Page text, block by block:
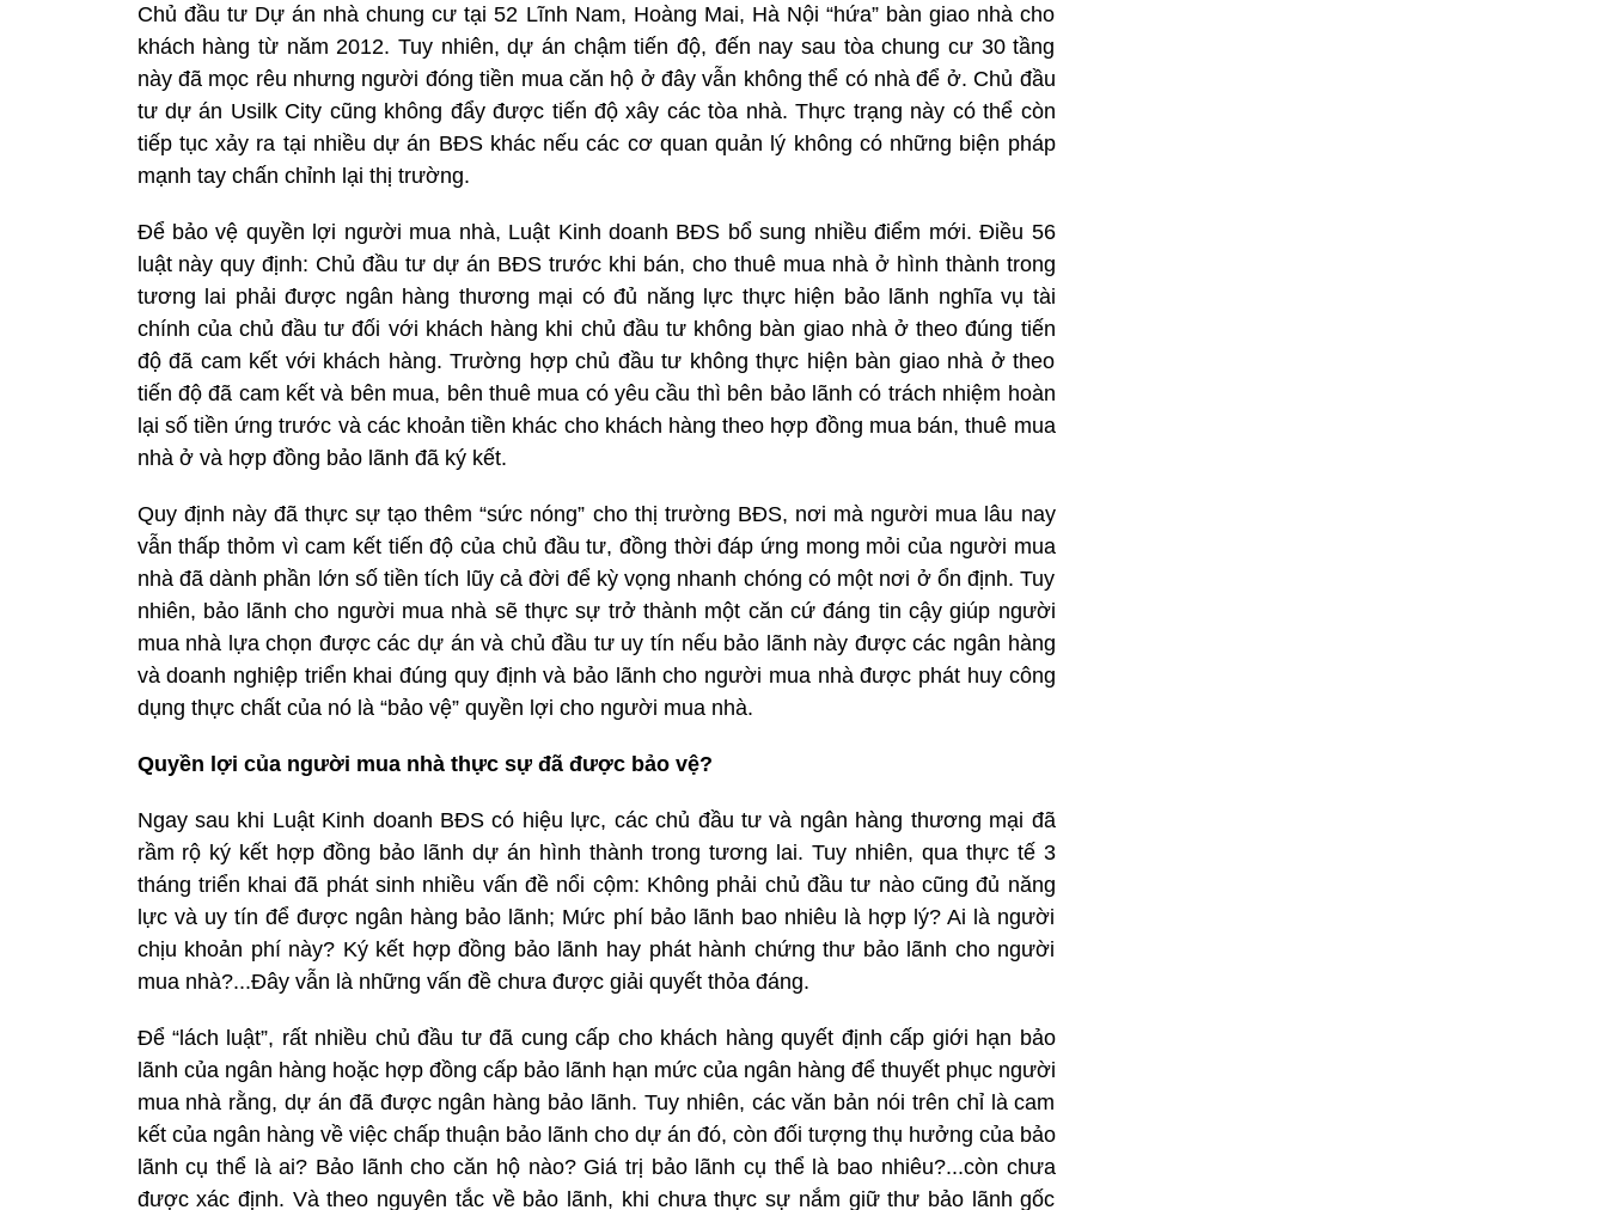
Chủ đầu tư Dự án nhà chung cư tại 52 Lĩnh Nam, Hoàng Mai, Hà Nội “hứa” bàn giao nhà cho
khách hàng từ năm 2012. Tuy nhiên, dự án chậm tiến độ, đến nay sau tòa chung cư 30 tầng
này đã mọc rêu nhưng người đóng tiền mua căn hộ ở đây vẫn không thể có nhà để ở. Chủ đầu
tư dự án Usilk City cũng không đẩy được tiến độ xây các tòa nhà. Thực trạng này có thể còn
tiếp tục xảy ra tại nhiều dự án BĐS khác nếu các cơ quan quản lý không có những biện pháp
mạnh tay chấn chỉnh lại thị trường.
Để bảo vệ quyền lợi người mua nhà, Luật Kinh doanh BĐS bổ sung nhiều điểm mới. Điều 56
luật này quy định: Chủ đầu tư dự án BĐS trước khi bán, cho thuê mua nhà ở hình thành trong
tương lai phải được ngân hàng thương mại có đủ năng lực thực hiện bảo lãnh nghĩa vụ tài
chính của chủ đầu tư đối với khách hàng khi chủ đầu tư không bàn giao nhà ở theo đúng tiến
độ đã cam kết với khách hàng. Trường hợp chủ đầu tư không thực hiện bàn giao nhà ở theo
tiến độ đã cam kết và bên mua, bên thuê mua có yêu cầu thì bên bảo lãnh có trách nhiệm hoàn
lại số tiền ứng trước và các khoản tiền khác cho khách hàng theo hợp đồng mua bán, thuê mua
nhà ở và hợp đồng bảo lãnh đã ký kết.
Quy định này đã thực sự tạo thêm “sức nóng” cho thị trường BĐS, nơi mà người mua lâu nay
vẫn thấp thỏm vì cam kết tiến độ của chủ đầu tư, đồng thời đáp ứng mong mỏi của người mua
nhà đã dành phần lớn số tiền tích lũy cả đời để kỳ vọng nhanh chóng có một nơi ở ổn định. Tuy
nhiên, bảo lãnh cho người mua nhà sẽ thực sự trở thành một căn cứ đáng tin cậy giúp người
mua nhà lựa chọn được các dự án và chủ đầu tư uy tín nếu bảo lãnh này được các ngân hàng
và doanh nghiệp triển khai đúng quy định và bảo lãnh cho người mua nhà được phát huy công
dụng thực chất của nó là “bảo vệ” quyền lợi cho người mua nhà.
Quyền lợi của người mua nhà thực sự đã được bảo vệ?
Ngay sau khi Luật Kinh doanh BĐS có hiệu lực, các chủ đầu tư và ngân hàng thương mại đã
rầm rộ ký kết hợp đồng bảo lãnh dự án hình thành trong tương lai. Tuy nhiên, qua thực tế 3
tháng triển khai đã phát sinh nhiều vấn đề nổi cộm: Không phải chủ đầu tư nào cũng đủ năng
lực và uy tín để được ngân hàng bảo lãnh; Mức phí bảo lãnh bao nhiêu là hợp lý? Ai là người
chịu khoản phí này? Ký kết hợp đồng bảo lãnh hay phát hành chứng thư bảo lãnh cho người
mua nhà?...Đây vẫn là những vấn đề chưa được giải quyết thỏa đáng.
Để “lách luật”, rất nhiều chủ đầu tư đã cung cấp cho khách hàng quyết định cấp giới hạn bảo
lãnh của ngân hàng hoặc hợp đồng cấp bảo lãnh hạn mức của ngân hàng để thuyết phục người
mua nhà rằng, dự án đã được ngân hàng bảo lãnh. Tuy nhiên, các văn bản nói trên chỉ là cam
kết của ngân hàng về việc chấp thuận bảo lãnh cho dự án đó, còn đối tượng thụ hưởng của bảo
lãnh cụ thể là ai? Bảo lãnh cho căn hộ nào? Giá trị bảo lãnh cụ thể là bao nhiêu?...còn chưa
được xác định. Và theo nguyên tắc về bảo lãnh, khi chưa thực sự nắm giữ thư bảo lãnh gốc